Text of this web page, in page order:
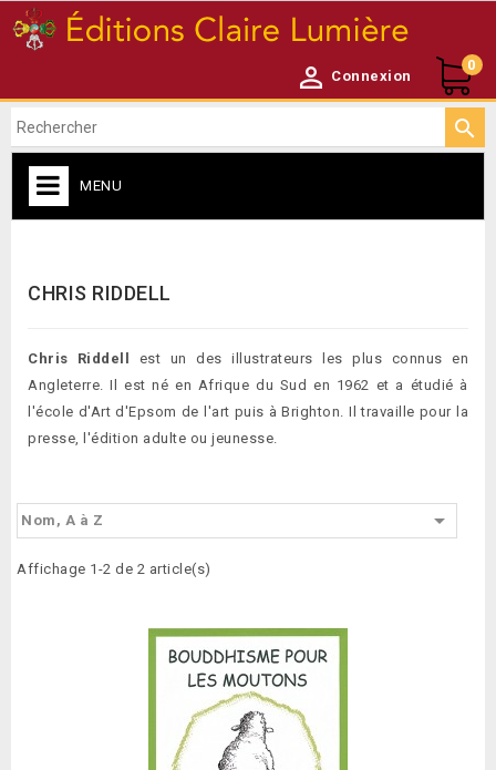
 Connexion
0

MENU
CHRIS RIDDELL
Chris Riddell
est un des illustrateurs les plus connus en
Angleterre. Il est né en Afrique du Sud en 1962 et a étudié à
l'école d'Art d'Epsom de l'art puis à Brighton. Il travaille pour la
presse, l'édition adulte ou jeunesse.
Nom, A à Z 
Affichage 1-2 de 2 article(s)